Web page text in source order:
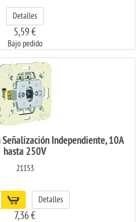
Detalles
5,59 €
Bajo pedido
Señalización Independiente, 10A
hasta 250V
21153
Detalles
7,36 €